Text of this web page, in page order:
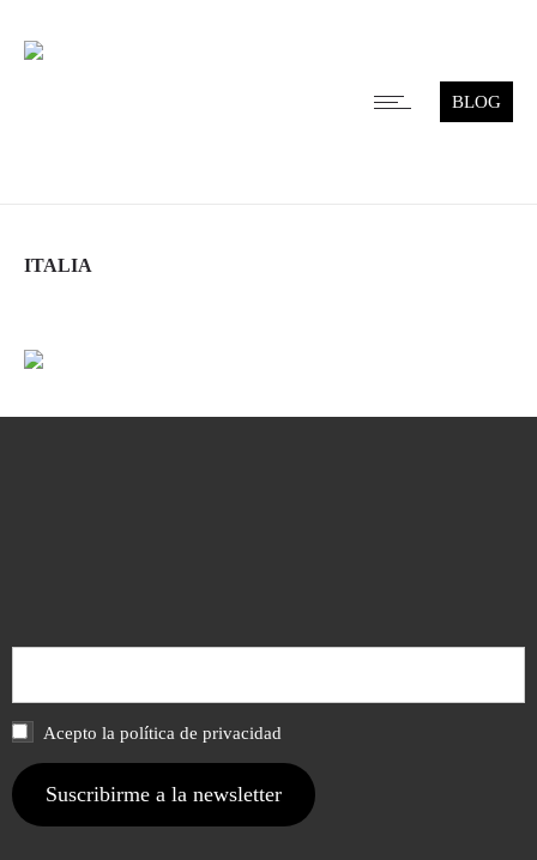
BLOG
ITALIA
Acepto la política de privacidad